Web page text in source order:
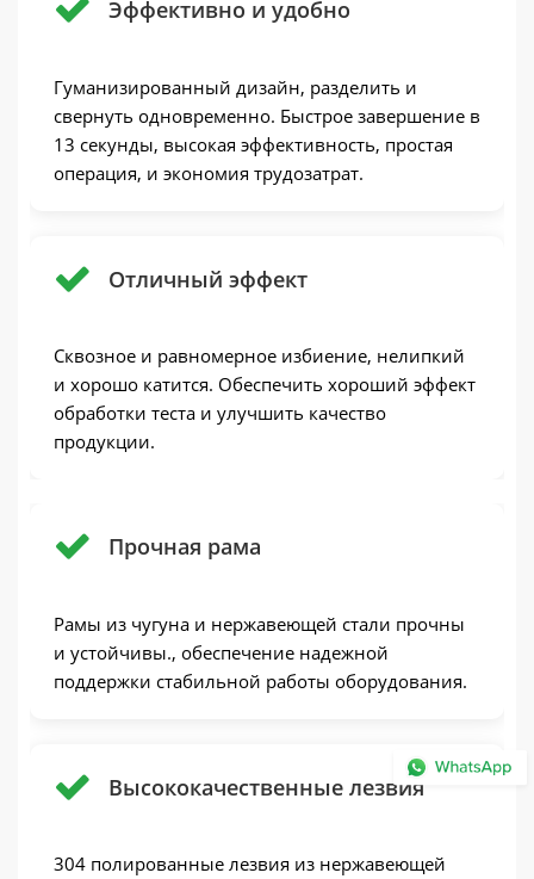
Эффективно и удобно
Гуманизированный дизайн, разделить и
свернуть одновременно. Быстрое завершение в
13 секунды, высокая эффективность, простая
операция, и экономия трудозатрат.
Отличный эффект
Сквозное и равномерное избиение, нелипкий
и хорошо катится. Обеспечить хороший эффект
обработки теста и улучшить качество
продукции.
Прочная рама
Рамы из чугуна и нержавеющей стали прочны
и устойчивы., обеспечение надежной
поддержки стабильной работы оборудования.
Высококачественные лезвия
304 полированные лезвия из нержавеющей